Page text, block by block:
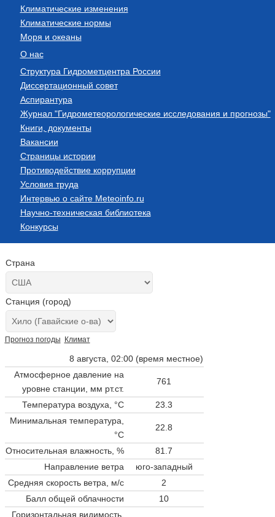
Климатические изменения
Климатические нормы
Моря и океаны
О нас
Структура Гидрометцентра России
Диссертационный совет
Аспирантура
Журнал "Гидрометеорологические исследования и прогнозы"
Книги, документы
Вакансии
Страницы истории
Противодействие коррупции
Условия труда
Интервью о сайте Meteoinfo.ru
Научно-техническая библиотека
Конкурсы
Страна
Станция (город)
Прогноз погоды Климат
8 августа, 02:00 (время местное)
Атмосферное давление на
уровне станции, мм рт.ст.
761
Температура воздуха, °C
23.3
Минимальная температура,
°C
22.8
Относительная влажность, %
81.7
Направление ветра
юго-западный
Средняя скорость ветра, м/с
2
Балл общей облачности
10
Горизонтальная видимость,